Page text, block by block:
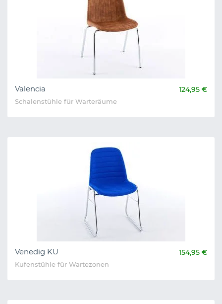
Valencia 124,95 €
Schalenstühle für Warteräume
Venedig KU 154,95 €
Kufenstühle für Wartezonen